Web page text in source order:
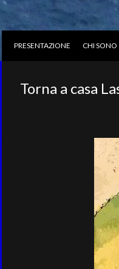
PRESENTAZIONE CHI SONO
Torna a casa